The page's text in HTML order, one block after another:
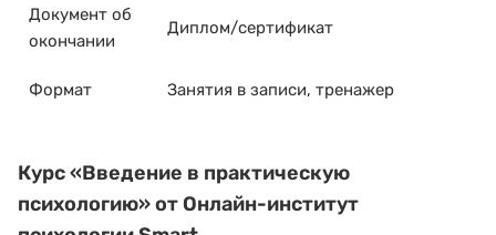
Документ об
окончании
Диплом/сертификат
Формат Занятия в записи, тренажер
Курс«Введение в практическую
психологию»от Онлайн-институт